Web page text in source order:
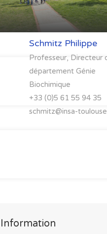
Schmitz Philippe
Professeur, Directeur
département Génie
Biochimique
+33 (0)5 61 55 94 35
schmitz@insa-
Information